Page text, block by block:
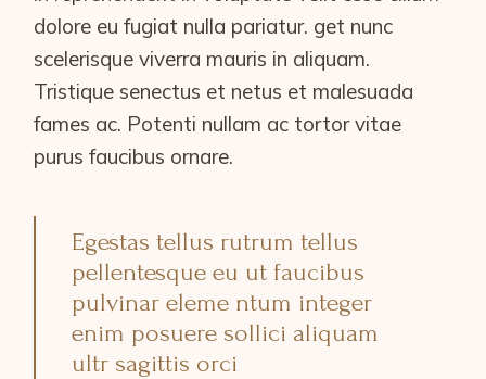
dolore eu fugiat nulla pariatur. get nunc
scelerisque viverra mauris in aliquam.
Tristique senectus et netus et malesuada
fames ac. Potenti nullam ac tortor vitae
purus faucibus ornare.
Egestas tellus rutrum tellus
pellentesque eu ut faucibus
pulvinar eleme ntum integer
enim posuere sollici aliquam
ultr sagittis orci